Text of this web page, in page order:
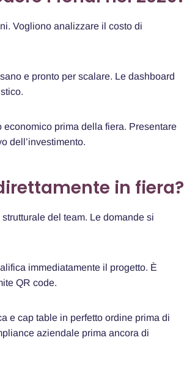
Vogliono analizzare il costo di
e pronto per scalare. Le dashboard
prima della fiera. Presentare
dell’investimento.
in fiera?
del team. Le domande si
immediatamente il progetto. È
QR code.
e cap table in perfetto ordine prima di
aziendale prima ancora di